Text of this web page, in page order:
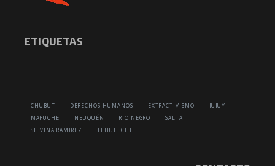
ETIQUETAS
CHUBUT DERECHOS HUMANOS EXTRACTIVISMO
JUJUY
MAPUCHE
NEUQUÉN RIO NEGRO
SALTA
SILVINA RAMIREZ
TEHUELCHE